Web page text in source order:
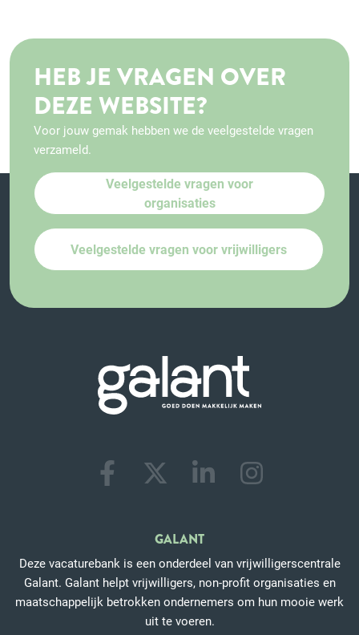
HEB JE VRAGEN OVER
DEZE WEBSITE?
Voor jouw gemak hebben we de veelgestelde vragen
verzameld.
Veelgestelde vragen voor
organisaties
Veelgestelde vragen voor vrijwilligers
GALANT
Deze vacaturebank is een onderdeel van vrijwilligerscentrale
Galant. Galant helpt vrijwilligers, non-profit organisaties en
maatschappelijk betrokken ondernemers om hun mooie werk
uit te voeren.